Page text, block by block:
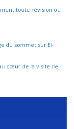
toute révision ou
du sommet sur El-
cœur de la visite de